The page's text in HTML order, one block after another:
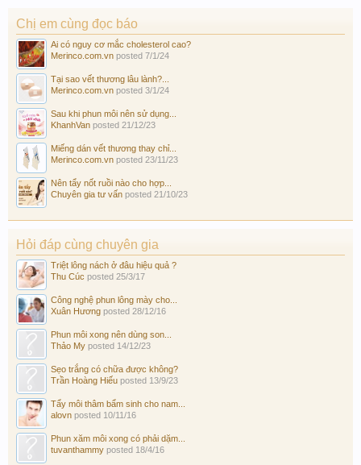
Chị em cùng đọc báo
Ai có nguy cơ mắc cholesterol cao?
Merinco.com.vn posted 7/1/24
Tại sao vết thương lâu lành?...
Merinco.com.vn posted 3/1/24
Sau khi phun môi nên sử dụng...
KhanhVan posted 21/12/23
Miếng dán vết thương thay chỉ...
Merinco.com.vn posted 23/11/23
Nên tẩy nốt ruồi nào cho hợp...
Chuyên gia tư vấn posted 21/10/23
Hỏi đáp cùng chuyên gia
Triệt lông nách ở đâu hiệu quả ?
Thu Cúc posted 25/3/17
Công nghệ phun lông mày cho...
Xuân Hương posted 28/12/16
Phun môi xong nên dùng son...
Thảo My posted 14/12/23
Sẹo trắng có chữa được không?
Trần Hoàng Hiếu posted 13/9/23
Tẩy môi thâm bẩm sinh cho nam...
alovn posted 10/11/16
Phun xăm môi xong có phải dặm...
tuvanthammy posted 18/4/16